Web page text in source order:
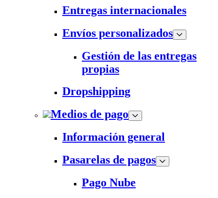
Entregas internacionales
Envíos personalizados
Gestión de las entregas
propias
Dropshipping
Medios de pago
Información general
Pasarelas de pagos
Pago Nube